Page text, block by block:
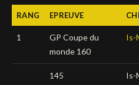
Deutsch
RANG EPREUVE
1
GP Coupe du
monde 160
Is-
145 Is-